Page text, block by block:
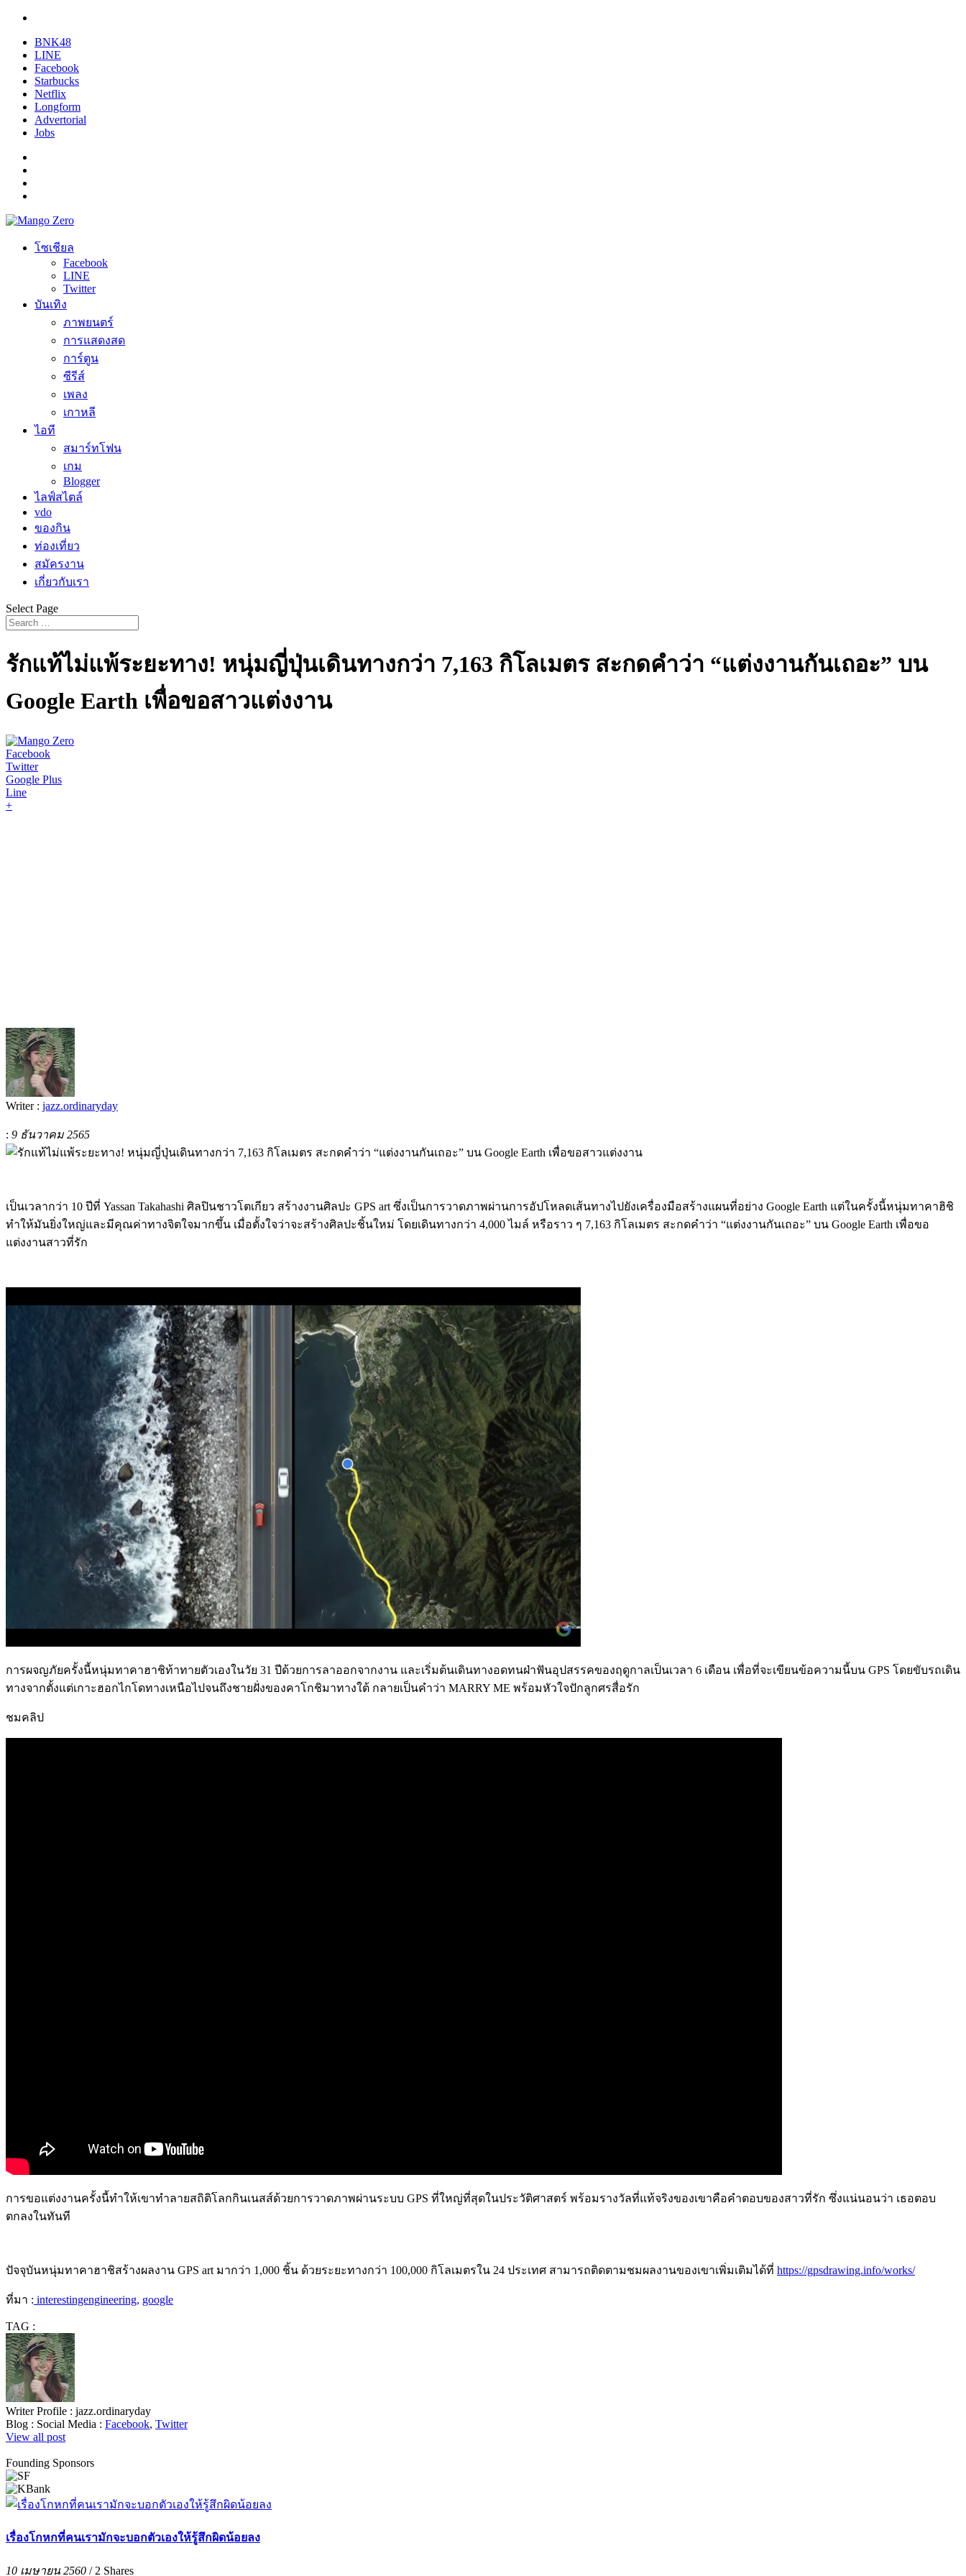
BNK48
LINE
Facebook
Starbucks
Netflix
Longform
Advertorial
Jobs
โซเชียล
Facebook
LINE
Twitter
บันเทิง
ภาพยนตร์
การแสดงสด
การ์ตูน
ซีรีส์
เพลง
เกาหลี
ไอที
สมาร์ทโฟน
เกม
Blogger
ไลฟ์สไตล์
vdo
ของกิน
ท่องเที่ยว
สมัครงาน
เกี่ยวกับเรา
Select Page
รักแท้ไม่แพ้ระยะทาง! หนุ่มญี่ปุ่นเดินทางกว่า 7,163 กิโลเมตร สะกดคำว่า “แต่งงานกันเถอะ” บน
Google Earth เพื่อขอสาวแต่งงาน
Facebook
Twitter
Google Plus
Line
+
Writer : jazz.ordinaryday
: 9 ธันวาคม 2565
เป็นเวลากว่า 10 ปีที่ Yassan Takahashi ศิลปินชาวโตเกียว สร้างงานศิลปะ GPS art ซึ่งเป็นการวาดภาพผ่านการอัปโหลดเส้นทางไปยังเครื่องมือสร้างแผนที่อย่าง Google Earth แต่ในครั้งนี้หนุ่มทาคาฮิชิ
ทำให้มันยิ่งใหญ่และมีคุณค่าทางจิตใจมากขึ้น เมื่อตั้งใจว่าจะสร้างศิลปะชิ้นใหม่ โดยเดินทางกว่า 4,000 ไมล์ หรือราว ๆ 7,163 กิโลเมตร สะกดคำว่า “แต่งงานกันเถอะ” บน Google Earth เพื่อขอ
แต่งงานสาวที่รัก
การผจญภัยครั้งนี้หนุ่มทาคาฮาชิท้าทายตัวเองในวัย 31 ปีด้วยการลาออกจากงาน และเริ่มต้นเดินทางอดทนฝ่าฟันอุปสรรคของฤดูกาลเป็นเวลา 6 เดือน เพื่อที่จะเขียนข้อความนี้บน GPS โดยขับรถเดิน
ทางจากตั้งแต่เกาะฮอกไกโดทางเหนือไปจนถึงชายฝั่งของคาโกชิมาทางใต้ กลายเป็นคำว่า MARRY ME พร้อมหัวใจปักลูกศรสื่อรัก
ชมคลิป
การขอแต่งงานครั้งนี้ทำให้เขาทำลายสถิติโลกกินเนสส์ด้วยการวาดภาพผ่านระบบ GPS ที่ใหญ่ที่สุดในประวัติศาสตร์ พร้อมรางวัลที่แท้จริงของเขาคือคำตอบของสาวที่รัก ซึ่งแน่นอนว่า เธอตอบ
ตกลงในทันที
ปัจจุบันหนุ่มทาคาฮาชิสร้างผลงาน GPS art มากว่า 1,000 ชิ้น ด้วยระยะทางกว่า 100,000 กิโลเมตรใน 24 ประเทศ สามารถติดตามชมผลงานของเขาเพิ่มเติมได้ที่ https://gpsdrawing.info/works/
ที่มา : interestingengineering, google
TAG :
Writer Profile : jazz.ordinaryday
Blog : Social Media : Facebook, Twitter
View all post
Founding Sponsors
เรื่องโกหกที่คนเรามักจะบอกตัวเองให้รู้สึกผิดน้อยลง
10 เมษายน 2560 /2 Shares